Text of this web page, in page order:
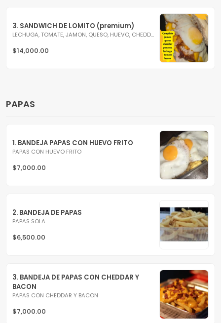
3. SANDWICH DE LOMITO (premium)
LECHUGA, TOMATE, JAMON, QUESO, HUEVO, CHEDDAR Y BACON
$14,000.00
PAPAS
1. BANDEJA PAPAS CON HUEVO FRITO
PAPAS CON HUEVO FRITO
$7,000.00
2. BANDEJA DE PAPAS
PAPAS SOLA
$6,500.00
3. BANDEJA DE PAPAS CON CHEDDAR Y
BACON
PAPAS CON CHEDDAR Y BACON
$7,000.00